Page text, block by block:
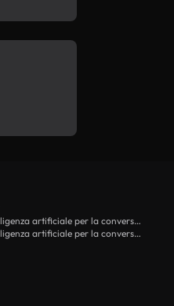
Flussi di lavoro di intelligenza artificiale per la conversione da testo a video
Flussi di lavoro di intelligenza artificiale per la conversione di immagini in video